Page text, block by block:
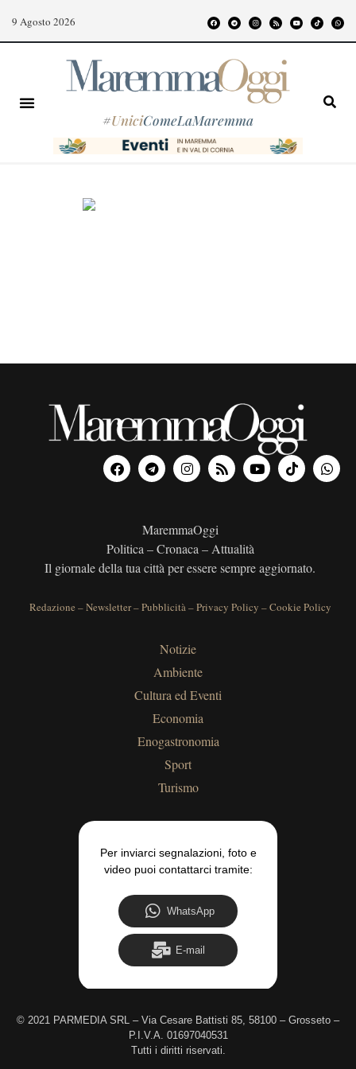
9 Agosto 2026
#UniciComeLaMaremma
MaremmaOggi
Politica – Cronaca – Attualità
Il giornale della tua città per essere sempre aggiornato.
Redazione –Newsletter–Pubblicità–Privacy Policy –Cookie Policy
Notizie
Ambiente
Cultura ed Eventi
Economia
Enogastronomia
Sport
Turismo
Per inviarci segnalazioni, foto e
video puoi contattarci tramite:
WhatsApp
E-mail
© 2021 PARMEDIA SRL – Via Cesare Battisti 85, 58100 – Grosseto –
P.I.V.A. 01697040531
Tutti i diritti riservati.